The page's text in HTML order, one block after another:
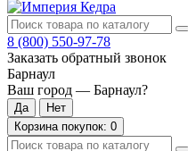
8 (800) 550-97-78
Заказать обратный звонок
Барнаул
Ваш город — Барнаул?
Корзинапокупок: 0